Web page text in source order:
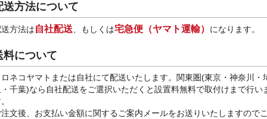
送方法について
方法は自社配送、もしくは宅急便（ヤマト運輸） になります。
料について
ネコヤマトまたは自社にて配送いたします。関東圏(東京・神奈川・
千葉)なら自社配送をご選択いただくと設置料無料で取付けまで行い
文後、お支払い金額に関するご案内メールをお送りいたしますので